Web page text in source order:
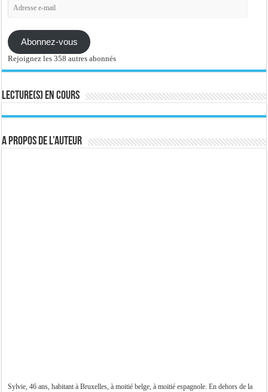
Adresse
e-
Abonnez-vous
Rejoignez les 358 autres abonnés
Lecture(s) en cours
A propos de l’auteur
Sylvie, 46 ans, habitant à Bruxelles, à moitié belge, à moitié espagnole. En dehors de la